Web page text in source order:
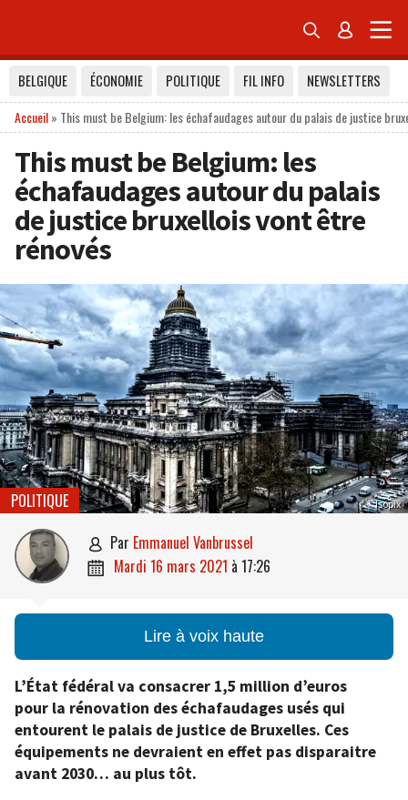
 
BELGIQUE ÉCONOMIE POLITIQUE FIL INFO
NEWSLETTERS
Accueil» This must be Belgium: les échafaudages autour du palais de justice
This must be Belgium: les
échafaudages autour du palais
de justice bruxellois vont être
rénovés
Isopix
POLITIQUE
 par Emmanuel Vanbrussel
 mardi 16 mars 2021 à 17:26
Lire à voix haute
L’État fédéral va consacrer 1,5 million d’euros
pour la rénovation des échafaudages usés qui
entourent le palais de justice de Bruxelles. Ces
équipements ne devraient en effet pas disparaitre
avant 2030… au plus tôt.